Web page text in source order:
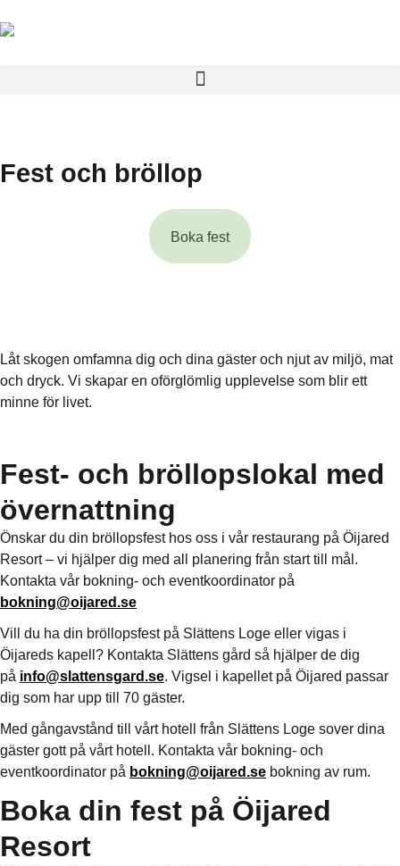
Fest och bröllop
Boka fest
Låt skogen omfamna dig och dina gäster och njut av miljö, mat
och dryck. Vi skapar en oförglömlig upplevelse som blir ett
minne för livet.
Fest- och bröllopslokal med
övernattning
Önskar du din bröllopsfest hos oss i vår restaurang på Öijared
Resort – vi hjälper dig med all planering från start till mål.
Kontakta vår bokning- och eventkoordinator på
bokning@oijared.se
Vill du ha din bröllopsfest på Slättens Loge eller vigas i
Öijareds kapell? Kontakta Slättens gård så hjälper de dig
på info@slattensgard.se. Vigsel i kapellet på Öijared passar
dig som har upp till 70 gäster.
Med gångavstånd till vårt hotell från Slättens Loge sover dina
gäster gott på vårt hotell. Kontakta vår bokning- och
eventkoordinator på bokning@oijared.se bokning av rum.
Boka din fest på Öijared
Resort